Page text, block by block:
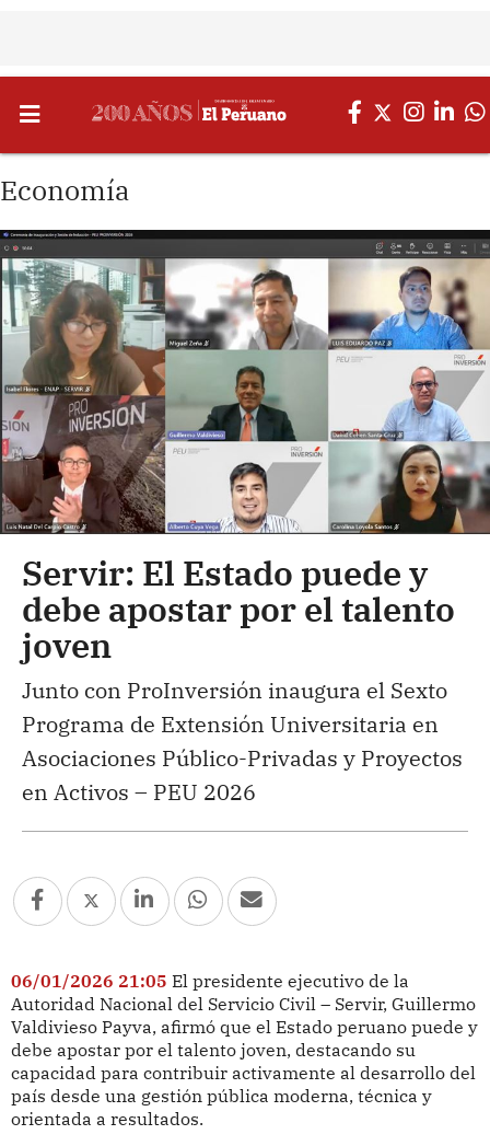
Economía
Servir: El Estado puede y
debe apostar por el talento
joven
Junto con ProInversión inaugura el Sexto
Programa de Extensión Universitaria en
Asociaciones Público-Privadas y Proyectos
en Activos – PEU 2026
06/01/2026 21:05 El presidente ejecutivo de la
Autoridad Nacional del Servicio Civil – Servir, Guillermo
Valdivieso Payva, afirmó que el Estado peruano puede y
debe apostar por el talento joven, destacando su
capacidad para contribuir activamente al desarrollo del
país desde una gestión pública moderna, técnica y
orientada a resultados.